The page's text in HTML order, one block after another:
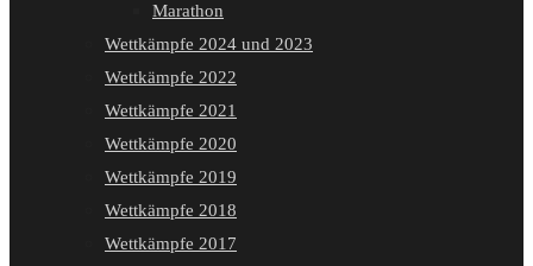
Marathon
Wettkämpfe 2024 und 2023
Wettkämpfe 2022
Wettkämpfe 2021
Wettkämpfe 2020
Wettkämpfe 2019
Wettkämpfe 2018
Wettkämpfe 2017